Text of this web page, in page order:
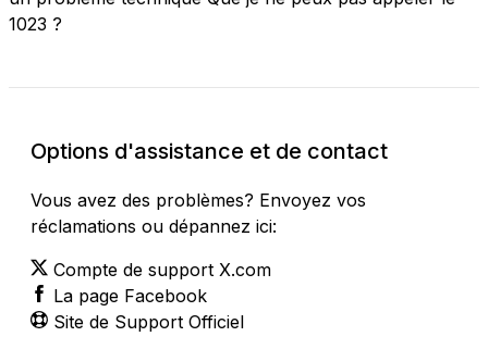
1023 ?
Options d'assistance et de contact
Vous avez des problèmes? Envoyez vos
réclamations ou dépannez ici:
Compte de support X.com
La page Facebook
Site de Support Officiel